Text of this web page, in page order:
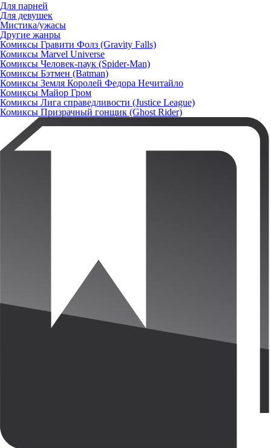
Для парней
Для девушек
Мистика/ужасы
Другие жанры
Комиксы Гравити Фолз (Gravity Falls)
Комиксы Marvel Universe
Комиксы Человек-паук (Spider-Man)
Комиксы Бэтмен (Batman)
Комиксы Земля Королей Федора Нечитайло
Комиксы Майор Гром
Комиксы Лига справедливости (Justice League)
Комиксы Призрачный гонщик (Ghost Rider)